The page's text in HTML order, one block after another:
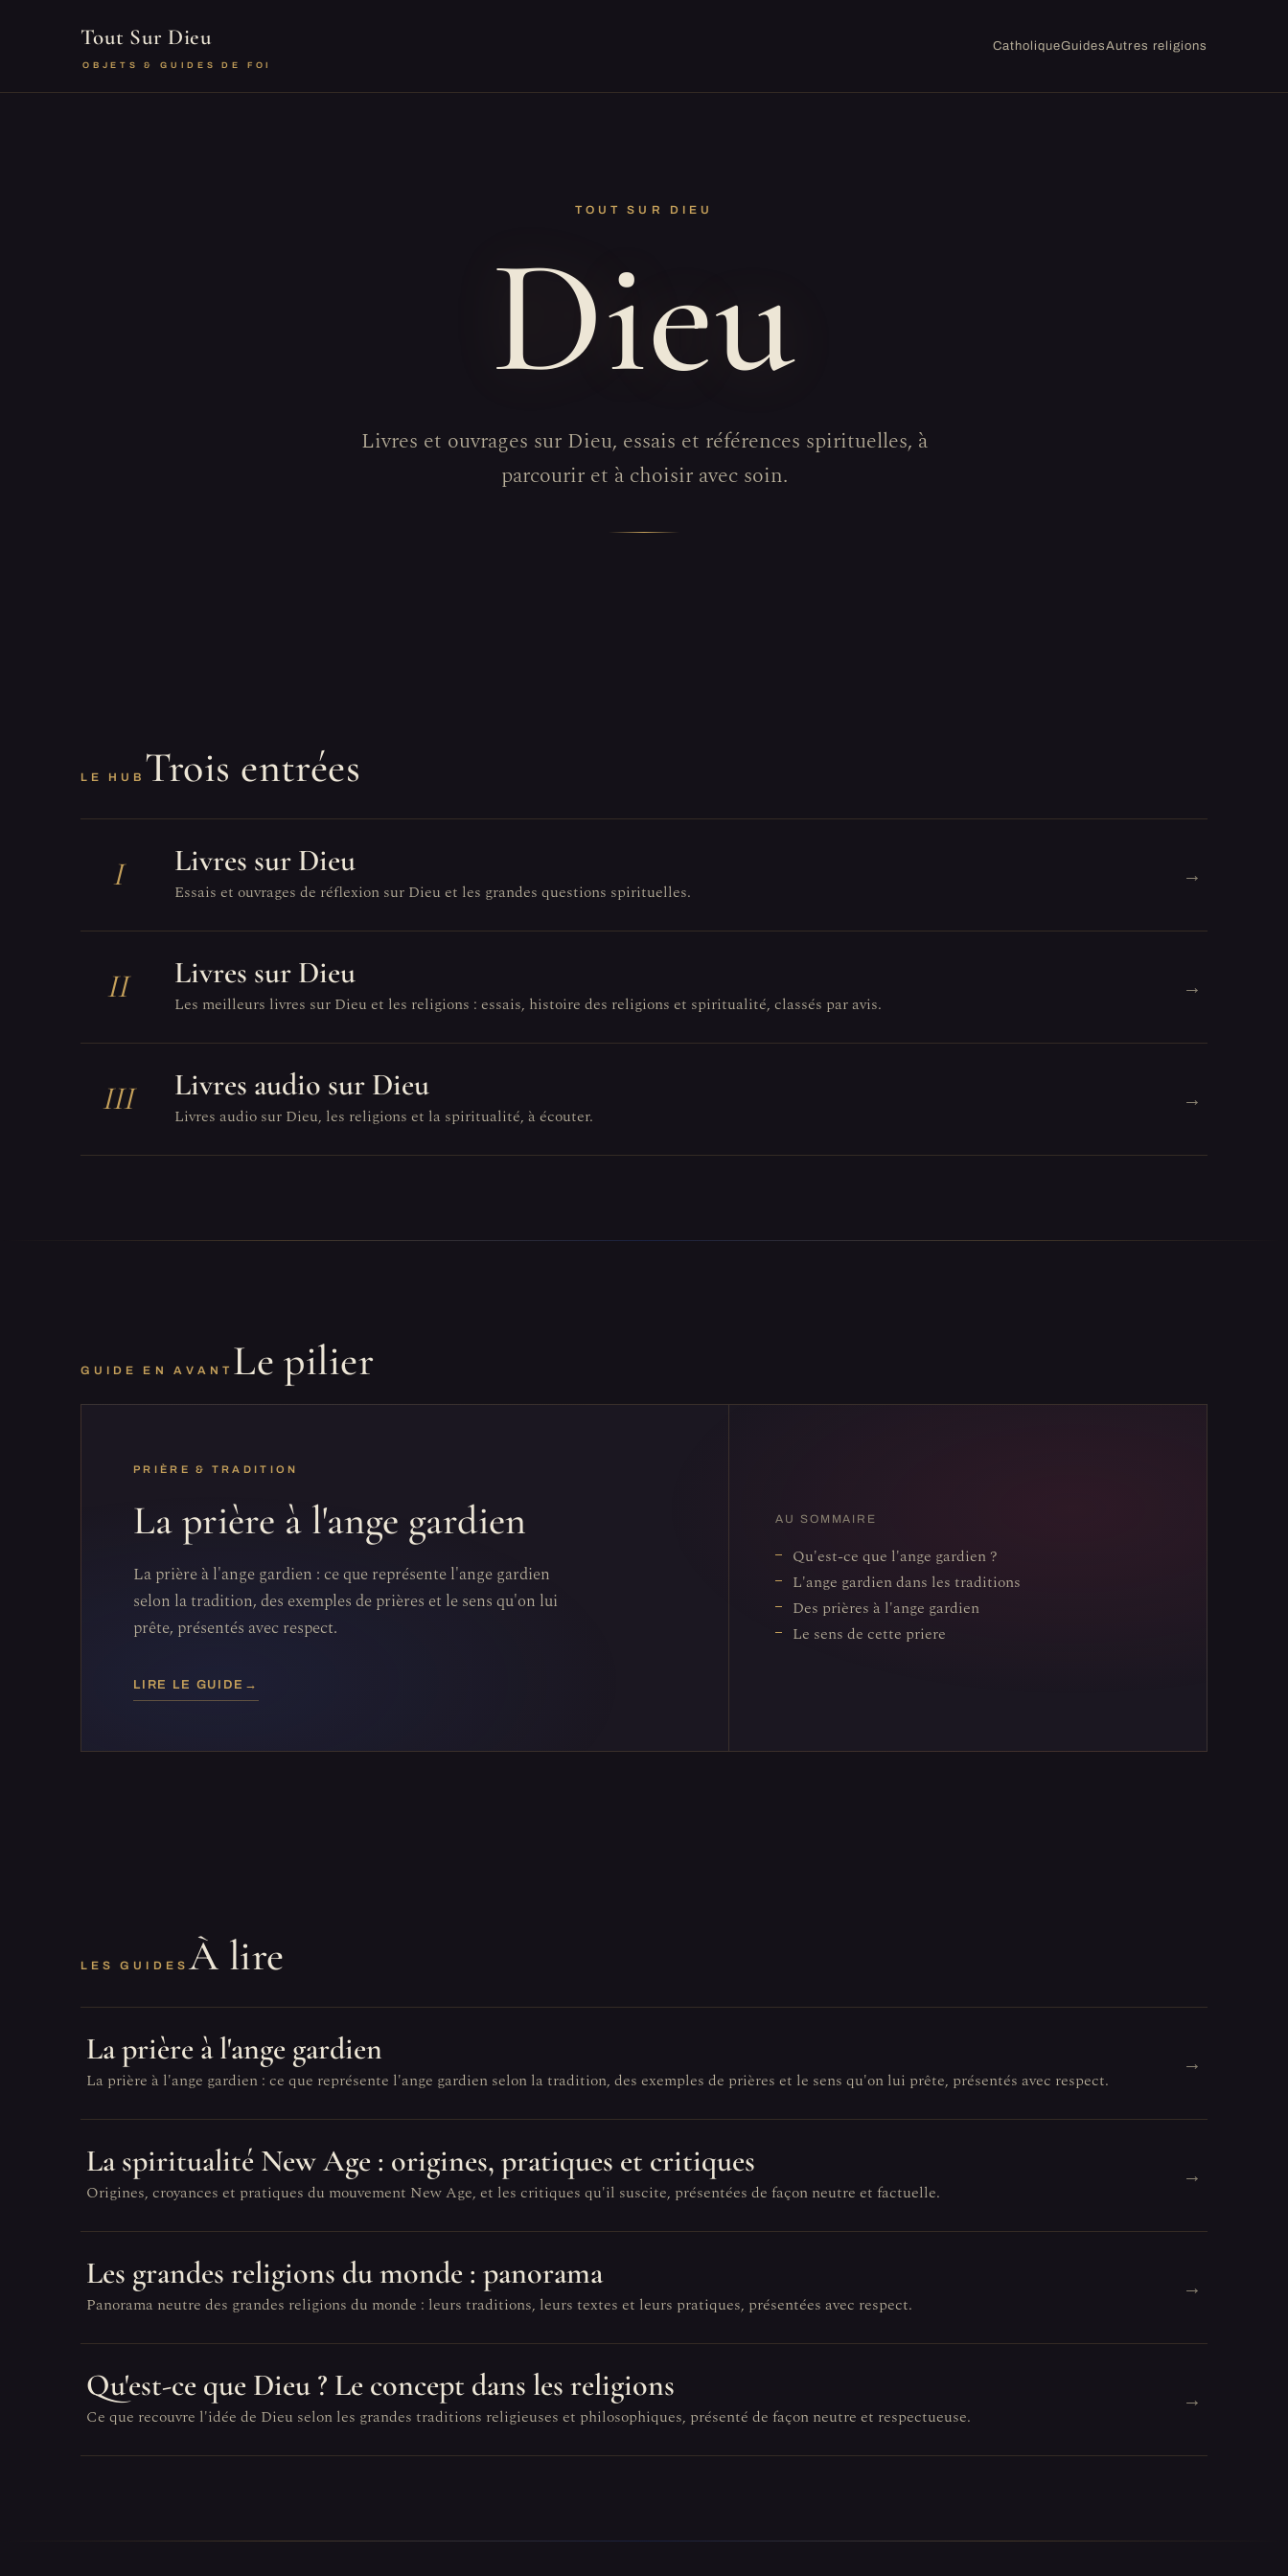
Tout Sur Dieu
OBJETS & GUIDES DE FOI
CatholiqueGuidesAutres religions
TOUT SUR DIEU
Dieu
Livres et ouvrages sur Dieu, essais et références spirituelles, à
parcourir et à choisir avec soin.
LE HUB Trois entrées
I Livres sur Dieu
Essais et ouvrages de réflexion sur Dieu et les grandes questions spirituelles.
→
II Livres sur Dieu
Les meilleurs livres sur Dieu et les religions : essais, histoire des religions et spiritualité, classés par avis.
→
III Livres audio sur Dieu
Livres audio sur Dieu, les religions et la spiritualité, à écouter.
→
GUIDE EN AVANT Le pilier
PRIÈRE & TRADITION
La prière à l'ange gardien
La prière à l'ange gardien : ce que représente l'ange gardien
selon la tradition, des exemples de prières et le sens qu'on lui
prête, présentés avec respect.
LIRE LE GUIDE →
AU SOMMAIRE
Qu'est-ce que l'ange gardien ?
L'ange gardien dans les traditions
Des prières à l'ange gardien
Le sens de cette priere
LES GUIDES À lire
La prière à l'ange gardien
La prière à l'ange gardien : ce que représente l'ange gardien selon la tradition, des exemples de prières et le sens qu'on lui prête, présentés avec respect.
→
La spiritualité New Age : origines, pratiques et critiques
Origines, croyances et pratiques du mouvement New Age, et les critiques qu'il suscite, présentées de façon neutre et factuelle.
→
Les grandes religions du monde : panorama
Panorama neutre des grandes religions du monde : leurs traditions, leurs textes et leurs pratiques, présentées avec respect.
→
Qu'est-ce que Dieu ? Le concept dans les religions
Ce que recouvre l'idée de Dieu selon les grandes traditions religieuses et philosophiques, présenté de façon neutre et respectueuse.
→